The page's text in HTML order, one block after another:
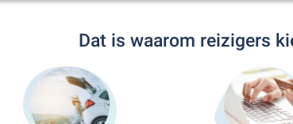
Dat is waarom reizigers